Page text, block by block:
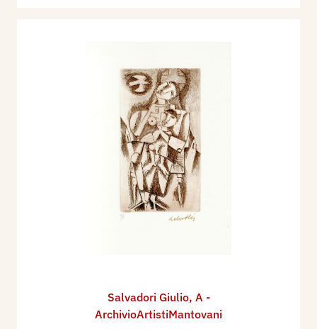
Salvadori Giulio, A -
ArchivioArtistiMantovani